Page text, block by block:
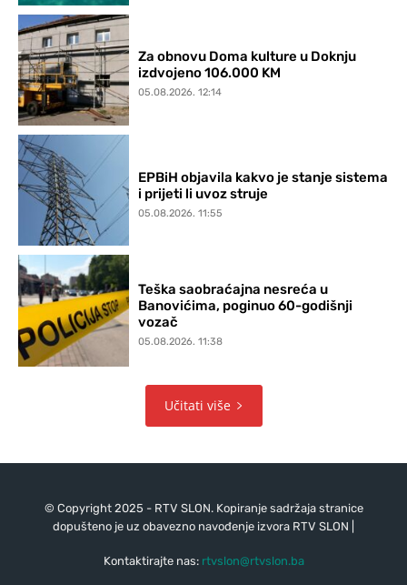
Za obnovu Doma kulture u Doknju
izdvojeno 106.000 KM
05.08.2026. 12:14
EPBiH objavila kakvo je stanje sistema
i prijeti li uvoz struje
05.08.2026. 11:55
Teška saobraćajna nesreća u
Banovićima, poginuo 60-godišnji
vozač
05.08.2026. 11:38
Učitati više
© Copyright 2025 - RTV SLON. Kopiranje sadržaja stranice
dopušteno je uz obavezno navođenje izvora RTV SLON |
Kontaktirajte nas: rtvslon@rtvslon.ba